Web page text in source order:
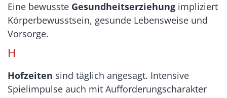
Eine bewusste Gesundheitserziehung impliziert
Körperbewusstsein, gesunde Lebensweise und
Vorsorge.
H
Hofzeiten sind täglich angesagt. Intensive
Spielimpulse auch mit Aufforderungscharakter